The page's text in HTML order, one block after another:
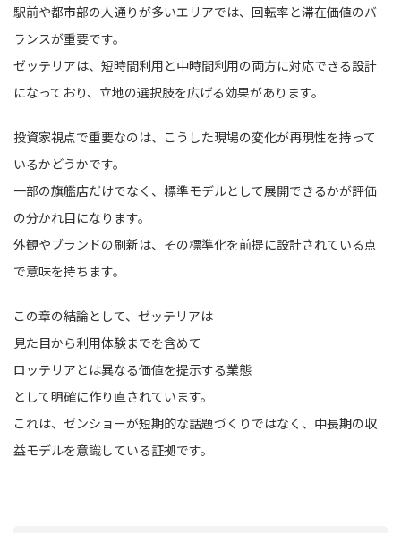
駅前や都市部の人通りが多いエリアでは、回転率と滞在価値のバ
ランスが重要です。
ゼッテリアは、短時間利用と中時間利用の両方に対応できる設計
になっており、立地の選択肢を広げる効果があります。
投資家視点で重要なのは、こうした現場の変化が再現性を持って
いるかどうかです。
一部の旗艦店だけでなく、標準モデルとして展開できるかが評価
の分かれ目になります。
外観やブランドの刷新は、その標準化を前提に設計されている点
で意味を持ちます。
この章の結論として、ゼッテリアは
見た目から利用体験までを含めて
ロッテリアとは異なる価値を提示する業態
として明確に作り直されています。
これは、ゼンショーが短期的な話題づくりではなく、中長期の収
益モデルを意識している証拠です。